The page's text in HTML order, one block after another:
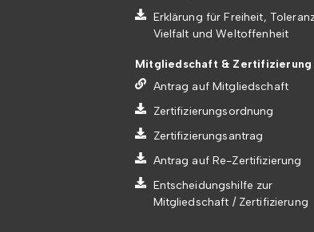
Erklärung für Freiheit,
Vielfalt und Weltoffenheit
Mitgliedschaft & Zertifizierung
Antrag auf Mitgliedschaft
Zertifizierungsordnung
Zertifizierungsantrag
Antrag auf Re-Zertifizierung
Entscheidungshilfe zur
Mitgliedschaft / Zertifizierung